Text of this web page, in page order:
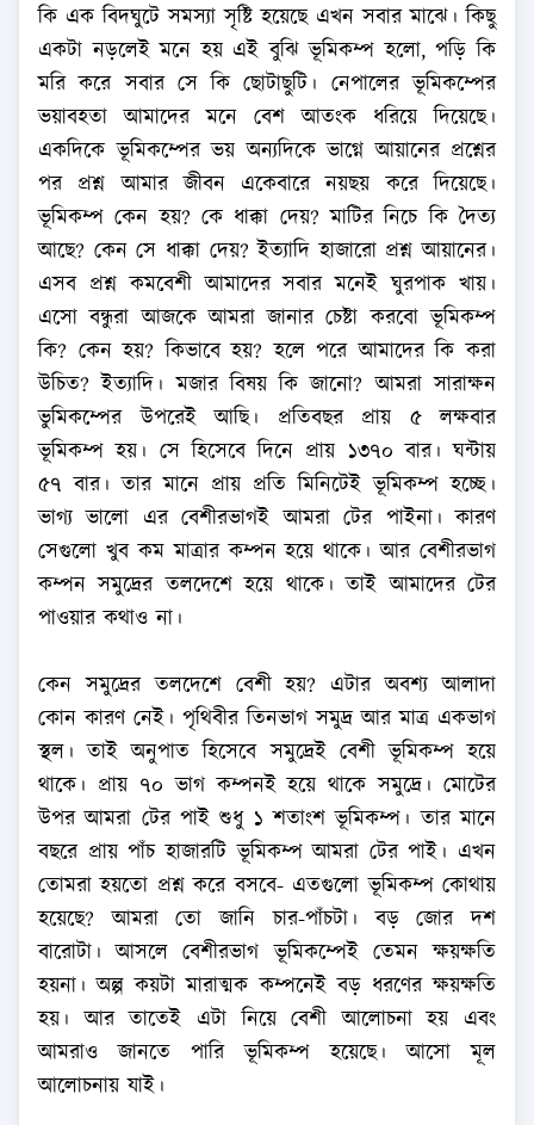
কি এক বিদঘুটে সমস্যা সৃষ্টি হয়েছে এখন সবার মাঝে। কিছু
একটা নড়লেই মনে হয় এই বুঝি ভূমিকম্প হলো, পড়ি কি
মরি করে সবার সে কি ছোটাছুটি। নেপালের ভূমিকম্পের
ভয়াবহতা আমাদের মনে বেশ আতংক ধরিয়ে দিয়েছে।
একদিকে ভূমিকম্পের ভয় অন্যদিকে ভাগ্নে আয়ানের প্রশ্নের
পর প্রশ্ন আমার জীবন একেবারে নয়ছয় করে দিয়েছে।
ভূমিকম্প কেন হয়? কে ধাক্কা দেয়? মাটির নিচে কি দৈত্য
আছে? কেন সে ধাক্কা দেয়? ইত্যাদি হাজারো প্রশ্ন আয়ানের।
এসব প্রশ্ন কমবেশী আমাদের সবার মনেই ঘুরপাক খায়।
এসো বন্ধুরা আজকে আমরা জানার চেষ্টা করবো ভূমিকম্প
কি? কেন হয়? কিভাবে হয়? হলে পরে আমাদের কি করা
উচিত? ইত্যাদি। মজার বিষয় কি জানো? আমরা সারাক্ষন
ভুমিকম্পের উপরেই আছি। প্রতিবছর প্রায় ৫ লক্ষবার
ভূমিকম্প হয়। সে হিসেবে দিনে প্রায় ১৩৭০ বার। ঘন্টায়
৫৭ বার। তার মানে প্রায় প্রতি মিনিটেই ভূমিকম্প হচ্ছে।
ভাগ্য ভালো এর বেশীরভাগই আমরা টের পাইনা। কারণ
সেগুলো খুব কম মাত্রার কম্পন হয়ে থাকে। আর বেশীরভাগ
কম্পন সমুদ্রের তলদেশে হয়ে থাকে। তাই আমাদের টের
পাওয়ার কথাও না।
কেন সমুদ্রের তলদেশে বেশী হয়? এটার অবশ্য আলাদা
কোন কারণ নেই। পৃথিবীর তিনভাগ সমুদ্র আর মাত্র একভাগ
স্থল। তাই অনুপাত হিসেবে সমুদ্রেই বেশী ভূমিকম্প হয়ে
থাকে। প্রায় ৭০ ভাগ কম্পনই হয়ে থাকে সমুদ্রে। মোটের
উপর আমরা টের পাই শুধু ১ শতাংশ ভূমিকম্প। তার মানে
বছরে প্রায় পাঁচ হাজারটি ভূমিকম্প আমরা টের পাই। এখন
তোমরা হয়তো প্রশ্ন করে বসবে- এতগুলো ভূমিকম্প কোথায়
হয়েছে? আমরা তো জানি চার-পাঁচটা। বড় জোর দশ
বারোটা। আসলে বেশীরভাগ ভূমিকম্পেই তেমন ক্ষয়ক্ষতি
হয়না। অল্প কয়টা মারাত্মক কম্পনেই বড় ধরণের ক্ষয়ক্ষতি
হয়। আর তাতেই এটা নিয়ে বেশী আলোচনা হয় এবং
আমরাও জানতে পারি ভূমিকম্প হয়েছে। আসো মূল
আলোচনায় যাই।